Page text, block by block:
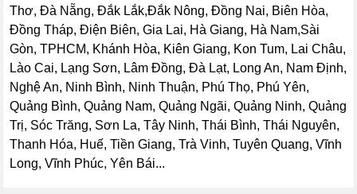
Thơ, Đà Nẵng, Đắk Lắk,Đắk Nông, Đồng Nai, Biên Hòa,
Đồng Tháp, Điện Biên, Gia Lai, Hà Giang, Hà Nam,Sài
Gòn, TPHCM, Khánh Hòa, Kiên Giang, Kon Tum, Lai Châu,
Lào Cai, Lạng Sơn, Lâm Đồng, Đà Lạt, Long An, Nam Định,
Nghệ An, Ninh Bình, Ninh Thuận, Phú Thọ, Phú Yên,
Quảng Bình, Quảng Nam, Quảng Ngãi, Quảng Ninh, Quảng
Trị, Sóc Trăng, Sơn La, Tây Ninh, Thái Bình, Thái Nguyên,
Thanh Hóa, Huế, Tiền Giang, Trà Vinh, Tuyên Quang, Vĩnh
Long, Vĩnh Phúc, Yên Bái...